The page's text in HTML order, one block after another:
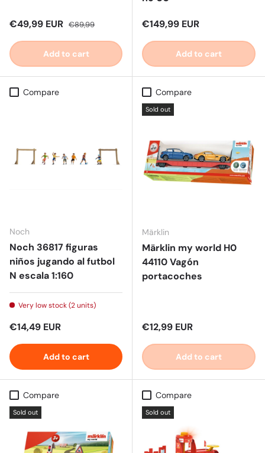
Sale price
€49,99 EUR Regular price
€89,99
Add to cart
Regular price
€149,99 EUR
Add to cart
Compare
Noch
Noch 36817 figuras
niños jugando al futbol
N escala 1:160
Very low stock (2 units)
Regular price
€14,49 EUR
Add to cart
Compare
Sold out
Märklin
Märklin my world H0
44110 Vagón
portacoches
Regular price
€12,99 EUR
Add to cart
Compare
Sold out
Compare
Sold out